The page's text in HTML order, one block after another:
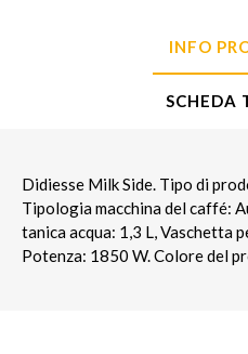
INFO
SCHEDA
Didiesse Milk Side. Tipo di
Tipologia macchina del caffé:
tanica acqua: 1,3 L, Vaschetta
Potenza: 1850 W. Colore del